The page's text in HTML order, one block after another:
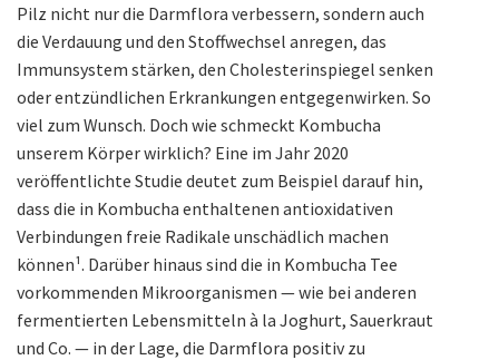
Pilz nicht nur die Darmflora verbessern, sondern auch
die Verdauung und den Stoffwechsel anregen, das
Immunsystem stärken, den Cholesterinspiegel senken
oder entzündlichen Erkrankungen entgegenwirken. So
viel zum Wunsch. Doch wie schmeckt Kombucha
unserem Körper wirklich? Eine im Jahr 2020
veröffentlichte Studie deutet zum Beispiel darauf hin,
dass die in Kombucha enthaltenen antioxidativen
Verbindungen freie Radikale unschädlich machen
können¹. Darüber hinaus sind die in Kombucha Tee
vorkommenden Mikroorganismen — wie bei anderen
fermentierten Lebensmitteln à la Joghurt, Sauerkraut
und Co. — in der Lage, die Darmflora positiv zu